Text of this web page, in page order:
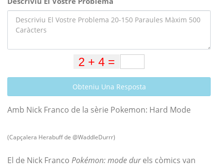
Obteniu Una Resposta
Amb Nick Franco de la sèrie Pokemon: Hard Mode
(Capçalera Herabuff de @WaddleDurrr)
El de Nick Franco Pokémon: mode durels còmics van